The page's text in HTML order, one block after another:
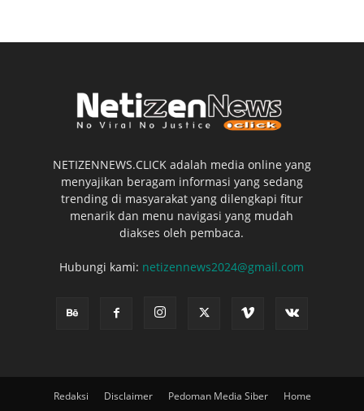
NETIZENNEWS.CLICK adalah media online yang
menyajikan beragam informasi yang sedang
trending di masyarakat yang dilengkapi fitur
menarik dan menu navigasi yang mudah
diakses oleh pembaca.
Hubungi kami: netizennews2024@gmail.com
Redaksi Disclaimer Pedoman Media Siber Home